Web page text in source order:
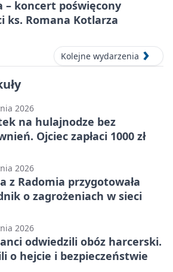
– koncert poświęcony
ks. Romana Kotlarza
Kolejne wydarzenia
2026
na hulajnodze bez
Ojciec zapłaci 1000 zł
2026
z Radomia przygotowała
o zagrożeniach w sieci
2026
odwiedzili obóz harcerski.
o hejcie i bezpieczeństwie